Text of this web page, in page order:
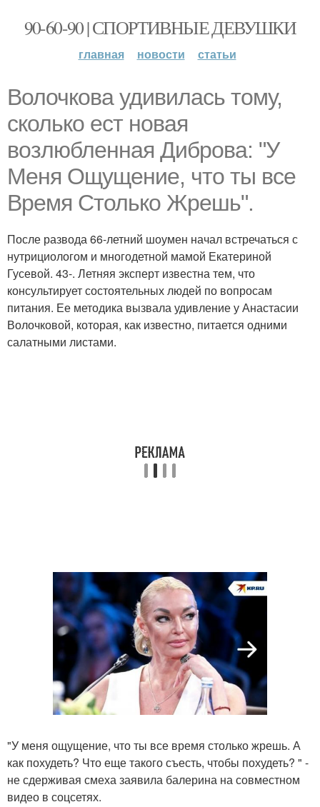
90-60-90 | СПОРТИВНЫЕ ДЕВУШКИ
главная новости статьи
Волочкова удивилась тому,
сколько ест новая
возлюбленная Диброва: "У
Меня Ощущение, что ты все
Время Столько Жрешь".
После развода 66-летний шоумен начал встречаться с
нутрициологом и многодетной мамой Екатериной
Гусевой. 43-. Летняя эксперт известна тем, что
консультирует состоятельных людей по вопросам
питания. Ее методика вызвала удивление у Анастасии
Волочковой, которая, как известно, питается одними
салатными листами.
"У меня ощущение, что ты все время столько жрешь. А
как похудеть? Что еще такого съесть, чтобы похудеть? " -
не сдерживая смеха заявила балерина на совместном
видео в соцсетях.